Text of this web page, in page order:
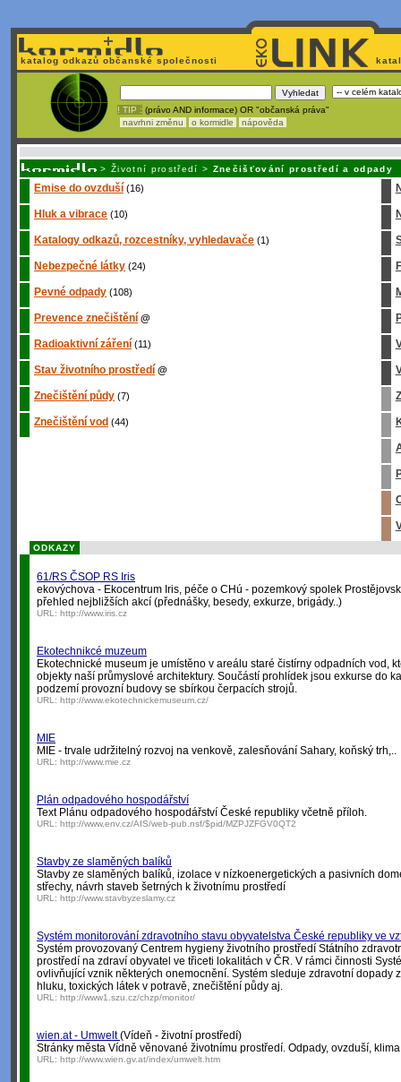
katalog odkazů občanské společnosti
! TIP : (právo AND informace) OR "občanská práva"
navrhni změnu
o kormidle nápověda
> Životní prostředí > Znečišťování prostředí a odpady
Emise do ovzduší (16)
Hluk a vibrace (10)
Katalogy odkazů, rozcestníky, vyhledavače (1)
Nebezpečné látky (24)
Pevné odpady (108)
Prevence znečištění @
Radioaktivní záření (11)
Stav životního prostředí @
Znečištění půdy (7)
Znečištění vod (44)
ODKAZY
61/RS ČSOP RS Iris
ekovýchova - Ekocentrum Iris, péče o CHú - pozemkový spolek
přehled nejbližších akcí (přednášky, besedy, exkurze, brigády..)
URL: http://www.iris.cz
Ekotechnikcé muzeum
Ekotechnické museum je umístěno v areálu staré čistírny odpadních vod,
objekty naší průmyslové architektury. Součástí prohlídek jsou exkurse do
podzemí provozní budovy se sbírkou čerpacích strojů.
URL: http://www.ekotechnickemuseum.cz/
MIE
MIE - trvale udržitelný rozvoj na venkově, zalesňování Sahary, koňský trh,..
URL: http://www.mie.cz
Plán odpadového hospodářství
Text Plánu odpadového hospodářství České republiky včetně příloh.
URL: http://www.env.cz/AIS/web-pub.nsf/$pid/MZPJZFGV0QT2
Stavby ze slaměných balíků
Stavby ze slaměných balíků, izolace v nízkoenergetických a pasivních
střechy, návrh staveb šetrných k životnímu prostředí
URL: http://www.stavbyzeslamy.cz
Systém monitorování zdravotního stavu obyvatelstva České republiky ve
Systém provozovaný Centrem hygieny životního prostředí Státního
prostředí na zdraví obyvatel ve třiceti lokalitách v ČR. V rámci činnosti
ovlivňující vznik některých onemocnění. Systém sleduje zdravotní dopady
hluku, toxických látek v potravě, znečištění půdy aj.
URL: http://www1.szu.cz/chzp/monitor/
wien.at - Umwelt(Vídeň - životní prostředí)
Stránky města Vídně věnované životnímu prostředí. Odpady, ovzduší,
URL: http://www.wien.gv.at/index/umwelt.htm